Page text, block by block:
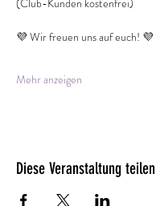
(Club-Kunden kostenfrei)
💜 Wir freuen uns auf euch! 💜
Mehr anzeigen
Diese Veranstaltung teilen